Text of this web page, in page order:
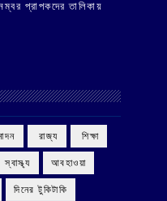
প্রাপকদের তালিকায়
‌ রাজ্য ‌ শিক্ষা
‌ স্বাস্থ্য আবহাওয়া
দিনের টুকিটাকি